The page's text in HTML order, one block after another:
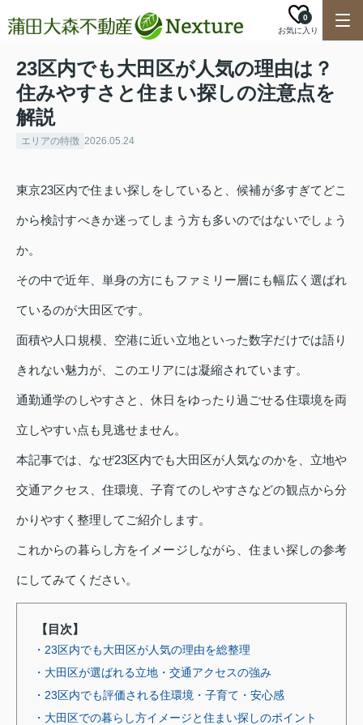
お気に入り
0
23区内でも大田区が人気の理由は？
住みやすさと住まい探しの注意点を
解説
エリアの特徴 2026.05.24
東京23区内で住まい探しをしていると、候補が多すぎてどこ
から検討すべきか迷ってしまう方も多いのではないでしょう
か。
その中で近年、単身の方にもファミリー層にも幅広く選ばれ
ているのが大田区です。
面積や人口規模、空港に近い立地といった数字だけでは語り
きれない魅力が、このエリアには凝縮されています。
通勤通学のしやすさと、休日をゆったり過ごせる住環境を両
立しやすい点も見逃せません。
本記事では、なぜ23区内でも大田区が人気なのかを、立地や
交通アクセス、住環境、子育てのしやすさなどの観点から分
かりやすく整理してご紹介します。
これからの暮らし方をイメージしながら、住まい探しの参考
にしてみてください。
【目次】
・23区内でも大田区が人気の理由を総整理
・大田区が選ばれる立地・交通アクセスの強み
・23区内でも評価される住環境・子育て・安心感
・大田区での暮らし方イメージと住まい探しのポイント